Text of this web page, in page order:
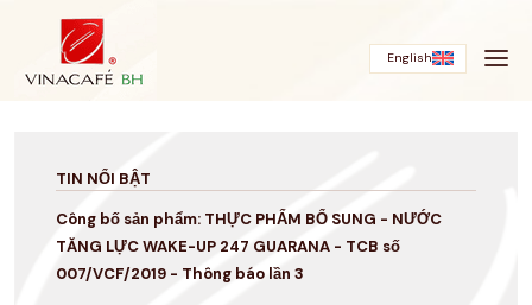
English
TIN NỔI BẬT
Công bố sản phẩm: THỰC PHẨM BỔ SUNG - NƯỚC
TĂNG LỰC WAKE-UP 247 GUARANA - TCB số
007/VCF/2019 - Thông báo lần 3